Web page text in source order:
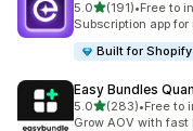
5.05つ星中
(191)
合計レビュー数：191
•Free to
Subscription app
Built for Shopify
Easy Bundles
5.05つ星中
(283)
合計レビュー数：
•Free to
Grow AOV with